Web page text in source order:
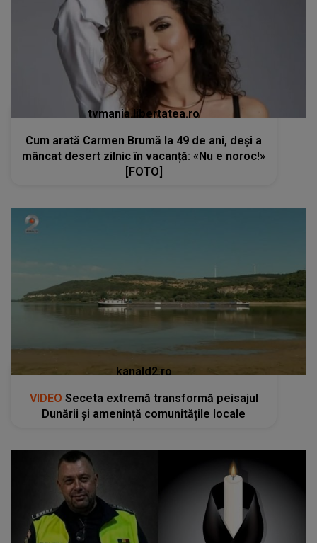
tvmania.libertatea.ro
Cum arată Carmen Brumă la 49 de ani, deși a
mâncat desert zilnic în vacanță: «Nu e noroc!»
[FOTO]
kanald2.ro
VIDEO Seceta extremă transformă peisajul
Dunării și amenință comunitățile locale